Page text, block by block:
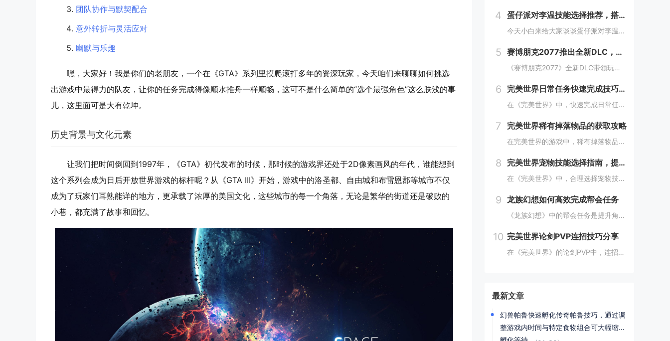
团队协作与默契配合
意外转折与灵活应对
幽默与乐趣
嘿，大家好！我是你们的老朋友，一个在《GTA》系列里摸爬滚打多年的资深玩家，今天咱们来聊聊如何挑选
出游戏中最得力的队友，让你的任务完成得像顺水推舟一样顺畅，这可不是什么简单的“选个最强角色”这么肤浅的事
儿，这里面可是大有乾坤。
历史背景与文化元素
让我们把时间倒回到1997年，《GTA》初代发布的时候，那时候的游戏界还处于2D像素画风的年代，谁能想到
这个系列会成为日后开放世界游戏的标杆呢？从《GTA III》开始，游戏中的洛圣都、自由城和布雷恩郡等城市不仅
成为了玩家们耳熟能详的地方，更承载了浓厚的美国文化，这些城市的每一个角落，无论是繁华的街道还是破败的
小巷，都充满了故事和回忆。
4 蛋仔派对李温技能选择推荐，搭配出最佳套路
今天小白来给大家谈谈蛋仔派对李温技能选择推荐，搭配出最佳套路，以及蛋仔派对攻略对应的知识点，希望对大家有所帮助，不要忘了收藏本站呢今天给各位分享蛋仔派对李温技能选择推荐，搭配出最佳套路的知识，其中也会对蛋仔派对攻略进行解释，如果能碰巧解决你...
5 赛博朋克2077推出全新DLC，探索未来城市的秘密和新任务
《赛博朋克2077》全新DLC带领玩家深入未来城市，揭示隐藏的秘密并开启一系列新任务。在这一扩展内容中，玩家将有机会探索更多未知区域，体验丰富多彩的剧情，与全新角色互动，进一步丰富游戏世界的沉浸感与可玩性。今天小白来给大家谈谈《赛博朋克20...
6 完美世界日常任务快速完成技巧，轻松获取丰厚奖励
在《完美世界》中，快速完成日常任务不仅能节省时间，还能确保玩家获得丰厚的奖励。合理规划任务路线，优先选择高经验值和金币奖励的任务。利用双倍经验时间进行任务，可以事半功倍。组队完成任务效率更高，特别是对于需要击败强大敌人的任务。不要忘记使用游...
7 完美世界稀有掉落物品的获取攻略
在完美世界的游戏中，稀有掉落物品是玩家追求的目标之一。这些物品通常只能通过特定的活动、副本或怪物获得，且掉落率极低。为了提高获取几率，玩家可以组队参与高难度副本，多次挑战以增加机会；参加限时活动，如节日庆典和特殊任务，这些活动往往会有额外奖...
8 完美世界宠物技能选择指南，提高宠物实力的技巧
在《完美世界》中，合理选择宠物技能是提升宠物实力的关键。优先考虑增强宠物基础属性的技能，如攻击、防御和生命值。根据宠物类型和定位，选择合适的主动或被动技能，如控制、辅助或输出技能。利用宠物技能书升级技能等级，以及通过宠物合成功能优化技能组合...
9 龙族幻想如何高效完成帮会任务
《龙族幻想》中的帮会任务是提升角色实力和获得丰厚奖励的重要途径。要高效完成帮会任务，首先需要合理安排时间，选择高效率的任务组合，如组队完成副本或集体参与帮会活动。利用好帮会资源，如经验药水、加速道具等，可以显著提高任务完成速度。积极与帮会成...
10 完美世界论剑PVP连招技巧分享
在《完美世界》的论剑PVP中，连招技巧是取胜的关键。玩家需熟练掌握角色技能的释放顺序与时机，利用控制技能打断对手的攻击节奏，同时保持自身技能的连贯性。合理利用地形和位移技能，可以有效躲避敌方攻击，创造反击机会。了解并针对不同职业的特点制定策...
最新文章
幻兽帕鲁快速孵化传奇帕鲁技巧，通过调
整游戏内时间与特定食物组合可大幅缩短